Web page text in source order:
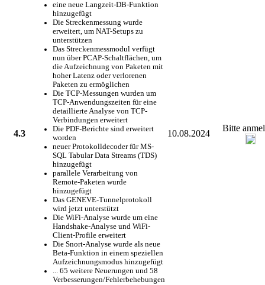
4.3
eine neue Langzeit-DB-Funktion
hinzugefügt
Die Streckenmessung wurde
erweitert, um NAT-Setups zu
unterstützen
Das Streckenmessmodul verfügt
nun über PCAP-Schaltflächen, um
die Aufzeichnung von Paketen mit
hoher Latenz oder verlorenen
Paketen zu ermöglichen
Die TCP-Messungen wurden um
TCP-Anwendungszeiten für eine
detaillierte Analyse von TCP-
Verbindungen erweitert
Die PDF-Berichte sind erweitert
worden
neuer Protokolldecoder für MS-
SQL Tabular Data Streams (TDS)
hinzugefügt
parallele Verarbeitung von
Remote-Paketen wurde
hinzugefügt
Das GENEVE-Tunnelprotokoll
wird jetzt unterstützt
Die WiFi-Analyse wurde um eine
Handshake-Analyse und WiFi-
Client-Profile erweitert
Die Snort-Analyse wurde als neue
Beta-Funktion in einem speziellen
Aufzeichnungsmodus hinzugefügt
... 65 weitere Neuerungen und 58
Verbesserungen/Fehlerbehebungen
10.08.2024
Bitte